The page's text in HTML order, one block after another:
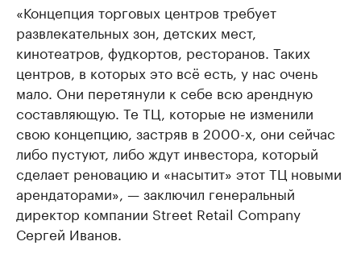
«Концепция торговых центров требует
развлекательных зон, детских мест,
кинотеатров, фудкортов, ресторанов. Таких
центров, в которых это всё есть, у нас очень
мало. Они перетянули к себе всю арендную
составляющую. Те ТЦ, которые не изменили
свою концепцию, застряв в 2000-х, они сейчас
либо пустуют, либо ждут инвестора, который
сделает реновацию и «насытит» этот ТЦ новыми
арендаторами», — заключил генеральный
директор компании Street Retail Company
Сергей Иванов.